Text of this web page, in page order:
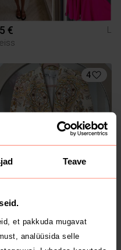
Teave
et pakkuda mugavat
analüüsida selle
€
L
4